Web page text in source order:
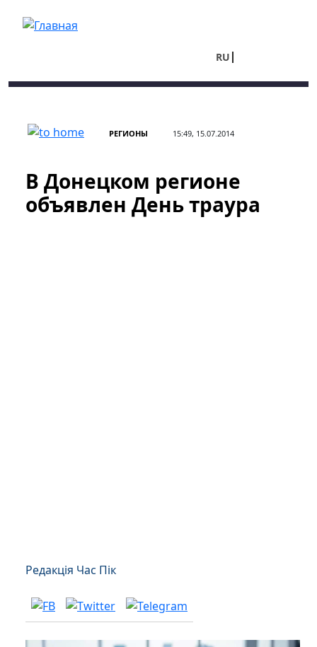
RU
РЕГИОНЫ 15:49, 15.07.2014
В Донецком регионе
объявлен День траура
Редакція Час Пік